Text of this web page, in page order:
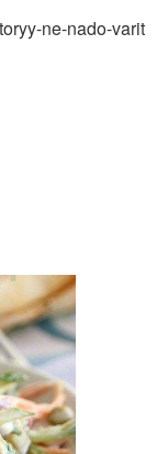
ne-nado-varit